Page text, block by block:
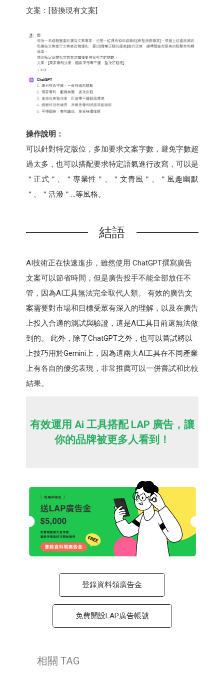
文案：[替換現有文案]
操作說明：
可以針對特定版位，多加要求文案字數，避免字數超
過太多，也可以搭配要求特定語氣進行改寫，可以是
＂正式＂、＂專業性＂、＂文青風＂、＂風趣幽默
＂、＂活潑＂…等風格。
結語
AI技術正在快速進步，雖然使用 ChatGPT撰寫廣告
文案可以節省時間，但是廣告投手不能全部放任不
管，因為AI工具無法完全取代人類。 有效的廣告文
案需要對市場和目標受眾有深入的理解，以及在廣告
上投入合適的測試與驗證，這是AI工具目前還無法做
到的。 此外，除了ChatGPT之外，也可以嘗試將以
上技巧用於Gemini上，因為這兩大AI工具在不同產業
上有各自的優劣表現，非常推薦可以一併嘗試和比較
結果。
有效運用 Ai 工具搭配 LAP 廣告，讓
你的品牌被更多人看到！
登錄資料領廣告金
免費開設LAP廣告帳號
相關 TAG